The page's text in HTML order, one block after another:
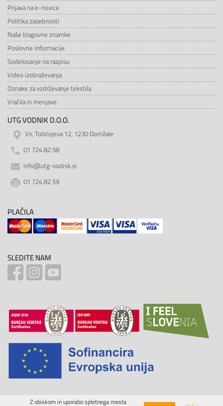
Prijava na e-novice
Politika zasebnosti
Naše blagovne znamke
Poslovne informacije
Sodelovanje na razpisu
Video izobraževanja
Oznake za vzdrževanje tekstila
Vračila in menjave
UTG VODNIK D.O.O.
Vir, Tolstojeva 12, 1230 Domžale
01 724 82 58
info@utg-vodnik.si
01 724 82 59
PLAČILA
SLEDITE NAM
Z obiskom in uporabo spletnega mesta